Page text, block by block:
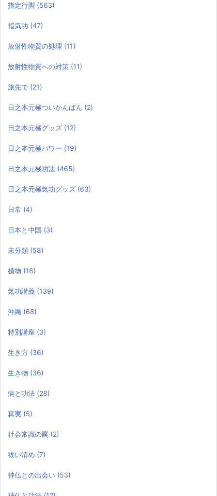
指定行脚 (563)
指気功 (47)
放射性物質の処理 (11)
放射性物質への対策 (11)
旅先で (21)
日之本元極ついかんばん (2)
日之本元極グッズ (12)
日之本元極パワー (19)
日之本元極功法 (465)
日之本元極気功グッズ (63)
日常 (4)
日本と中国 (3)
未分類 (58)
植物 (16)
気功講義 (139)
沖縄 (68)
特別講座 (3)
生き方 (36)
生き物 (36)
病と功法 (28)
真実 (5)
社会常識の罠 (2)
祓い清め (7)
神仏との出会い (53)